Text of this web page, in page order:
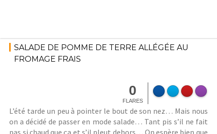
2016
StéphanieM
Uncategori
SALADE DE POMME DE TERRE ALLÉGÉE AU
FROMAGE FRAIS
0
FLARES
L’été tarde un peu à pointer le bout de son nez… Mais nous
on a décidé de passer en mode salade… Tant pis s’il ne fait
pas si chaud que ça et s’il pleut dehors… On espère bien que